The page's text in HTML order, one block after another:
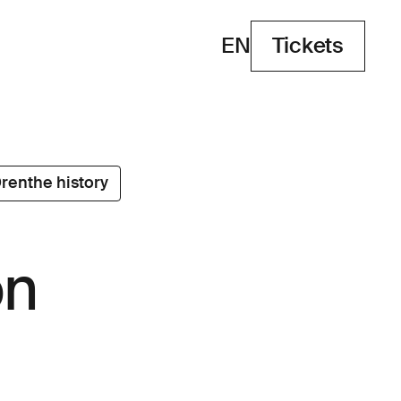
EN Tickets
Tickets
history